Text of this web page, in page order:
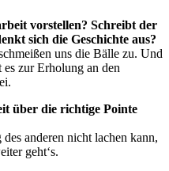
vorstellen? Schreibt der
sich die Geschichte aus?
uns die Bälle zu. Und
zur Erholung an den
über die richtige Pointe
anderen nicht lachen kann,
geht‘s.